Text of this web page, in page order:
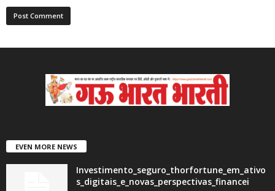
EVEN MORE NEWS
Investimento_seguro_thorfortune_em_ativo
s_digitais_e_novas_perspectivas_financei